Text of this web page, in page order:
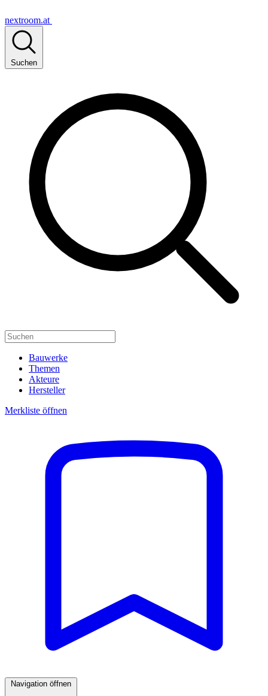
nextroom.at
Suchen
Bauwerke
Themen
Akteure
Hersteller
Merkliste öffnen
Navigation öffnen